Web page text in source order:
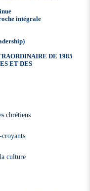
intégrale
DE 1985
ET DES
chrétiens
croyants
culture